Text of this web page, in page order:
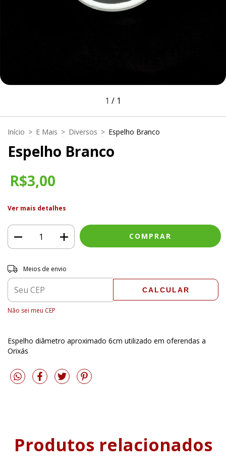
1 / 1
Início > E Mais > Diversos > Espelho Branco
Espelho Branco
R$3,00
Ver mais detalhes
Entregas para o CEP:
Meios de envio
CALCULAR
Não sei meu CEP
Espelho diâmetro aproximado 6cm utilizado em oferendas a
Orixás
Produtos relacionados